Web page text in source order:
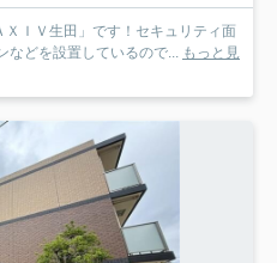
ＩＶ生田」です！セキュリティ面
などを設置しているので... もっと見